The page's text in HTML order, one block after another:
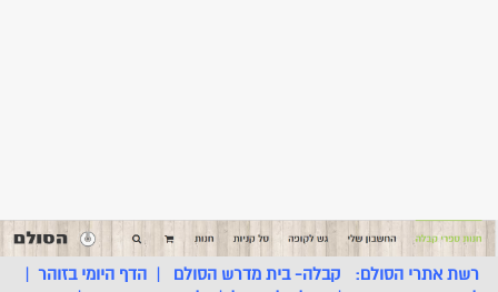
רשת אתרי הסולם: קבלה- בית מדרש הסולם |הדף היומי בזוהר |